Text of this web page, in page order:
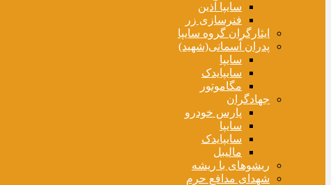
سایپا آذین
فنرسازی زر
ایثارگران گروه سایپا
پدران آسمانی(شهید)
سایپا
سایپایدک
مگاموتور
جهادگران
پارس خودرو
سایپا
سایپایدک
مالیبل
ریشوهای با ریشه
شهدای مدافع حرم